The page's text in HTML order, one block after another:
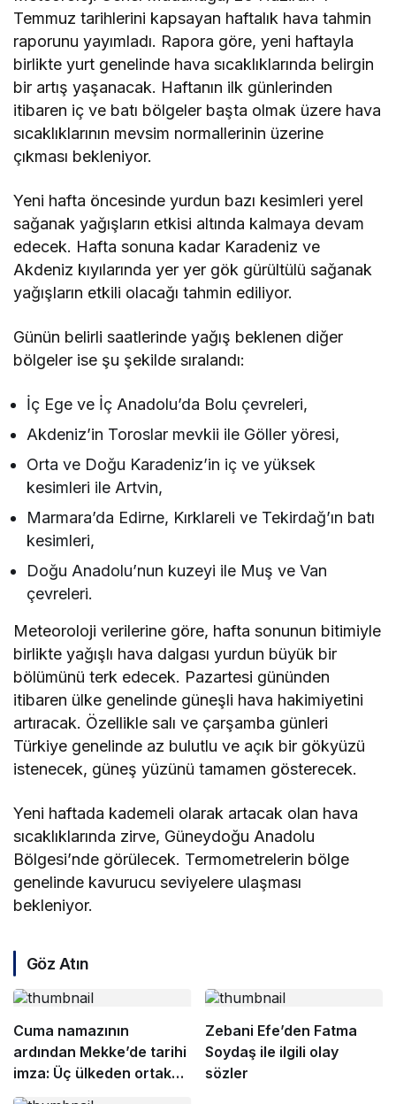
Temmuz tarihlerini kapsayan haftalık hava tahmin
raporunu yayımladı. Rapora göre, yeni haftayla
birlikte yurt genelinde hava sıcaklıklarında belirgin
bir artış yaşanacak. Haftanın ilk günlerinden
itibaren iç ve batı bölgeler başta olmak üzere hava
sıcaklıklarının mevsim normallerinin üzerine
çıkması bekleniyor.
Yeni hafta öncesinde yurdun bazı kesimleri yerel
sağanak yağışların etkisi altında kalmaya devam
edecek. Hafta sonuna kadar Karadeniz ve
Akdeniz kıyılarında yer yer gök gürültülü sağanak
yağışların etkili olacağı tahmin ediliyor.
Günün belirli saatlerinde yağış beklenen diğer
bölgeler ise şu şekilde sıralandı:
İç Ege ve İç Anadolu’da Bolu çevreleri,
Akdeniz’in Toroslar mevkii ile Göller yöresi,
Orta ve Doğu Karadeniz’in iç ve yüksek
kesimleri ile Artvin,
Marmara’da Edirne, Kırklareli ve Tekirdağ’ın batı
kesimleri,
Doğu Anadolu’nun kuzeyi ile Muş ve Van
çevreleri.
Meteoroloji verilerine göre, hafta sonunun bitimiyle
birlikte yağışlı hava dalgası yurdun büyük bir
bölümünü terk edecek. Pazartesi gününden
itibaren ülke genelinde güneşli hava hakimiyetini
artıracak. Özellikle salı ve çarşamba günleri
Türkiye genelinde az bulutlu ve açık bir gökyüzü
istenecek, güneş yüzünü tamamen gösterecek.
Yeni haftada kademeli olarak artacak olan hava
sıcaklıklarında zirve, Güneydoğu Anadolu
Bölgesi’nde görülecek. Termometrelerin bölge
genelinde kavurucu seviyelere ulaşması
bekleniyor.
Göz Atın
Cuma namazının
ardından Mekke’de tarihi
imza: Üç ülkeden ortak
savunma paktı!
Zebani Efe’den Fatma
Soydaş ile ilgili olay
sözler